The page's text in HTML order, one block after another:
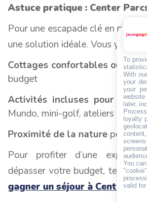
Astuce pratique : Center
Pour une escapade clé en main,
une solution idéale. Vous y
Cottages confortables ou
budget
Activités incluses pour tous
Mundo, mini-golf, ateliers
Proximité de la nature pour se
Pour profiter d’une
dépasser votre budget, tentez
gagner un séjour à Center
To
With
your
your
later,
loyalty
You
valid